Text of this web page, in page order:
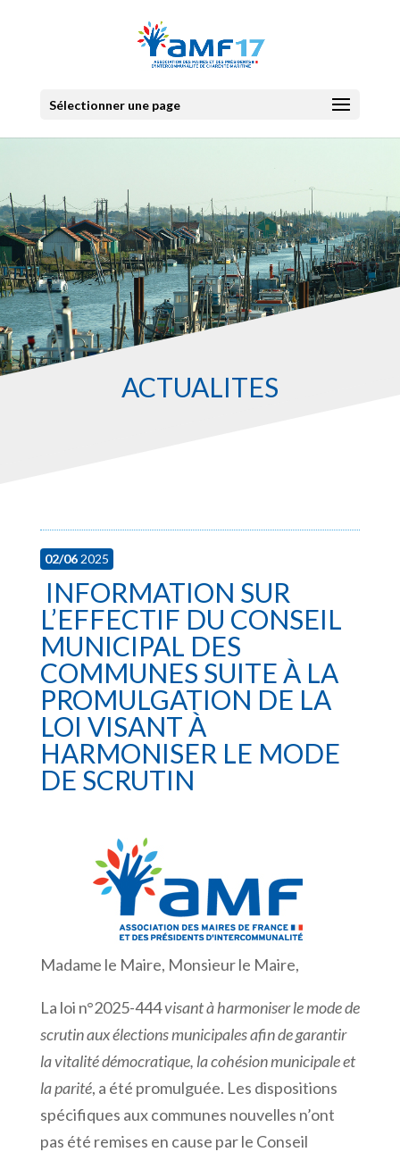
Sélectionner une page
ACTUALITES
02/062025
INFORMATION SUR
L’EFFECTIF DU CONSEIL
MUNICIPAL DES
COMMUNES SUITE À LA
PROMULGATION DE LA
LOI VISANT À
HARMONISER LE MODE
DE SCRUTIN
Madame le Maire, Monsieur le Maire,
La loi n°2025-444visant à harmoniser le mode de
scrutin aux élections municipales afin de garantir
la vitalité démocratique, la cohésion municipale et
la parité, a été promulguée. Les dispositions
spécifiques aux communes nouvelles n’ont
pas été remises en cause par le Conseil